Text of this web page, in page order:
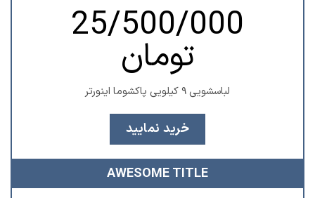
25/500/000
تومان
لباسشویی ۹ کیلویی پاکشوما اینورتر
خرید نمایید
AWESOME TITLE